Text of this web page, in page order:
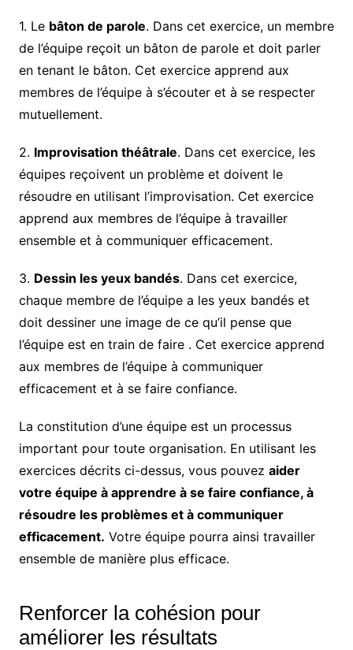
1. Le bâton de parole. Dans cet exercice, un membre
de l’équipe reçoit un bâton de parole et doit parler
en tenant le bâton. Cet exercice apprend aux
membres de l’équipe à s’écouter et à se respecter
mutuellement.
2. Improvisation théâtrale. Dans cet exercice, les
équipes reçoivent un problème et doivent le
résoudre en utilisant l’improvisation. Cet exercice
apprend aux membres de l’équipe à travailler
ensemble et à communiquer efficacement.
3. Dessin les yeux bandés. Dans cet exercice,
chaque membre de l’équipe a les yeux bandés et
doit dessiner une image de ce qu’il pense que
l’équipe est en train de faire . Cet exercice apprend
aux membres de l’équipe à communiquer
efficacement et à se faire confiance.
La constitution d’une équipe est un processus
important pour toute organisation. En utilisant les
exercices décrits ci-dessus, vous pouvez aider
votre équipe à apprendre à se faire confiance, à
résoudre les problèmes et à communiquer
efficacement. Votre équipe pourra ainsi travailler
ensemble de manière plus efficace.
Renforcer la cohésion pour
améliorer les résultats